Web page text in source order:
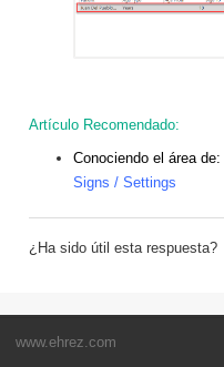
Artículo Recomendado:
Conociendo el área de:
Signs / Settings
¿Ha sido útil esta respuesta?
www.ehrez.com